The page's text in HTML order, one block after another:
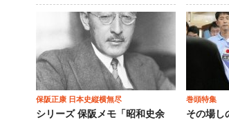
保阪正康 日本史縦横無尽
シリーズ 保阪メモ「昭和史余
巻頭特集
その場し